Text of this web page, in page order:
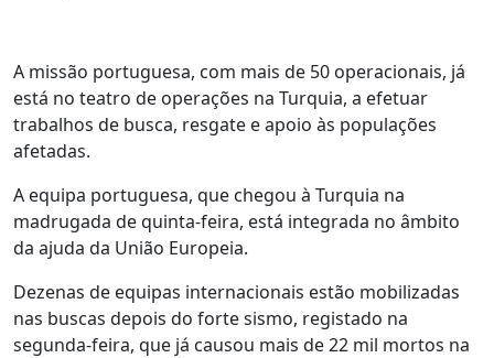
A missão portuguesa, com mais de 50 operacionais, já
está no teatro de operações na Turquia, a efetuar
trabalhos de busca, resgate e apoio às populações
afetadas.
A equipa portuguesa, que chegou à Turquia na
madrugada de quinta-feira, está integrada no âmbito
da ajuda da União Europeia.
Dezenas de equipas internacionais estão mobilizadas
nas buscas depois do forte sismo, registado na
segunda-feira, que já causou mais de 22 mil mortos na